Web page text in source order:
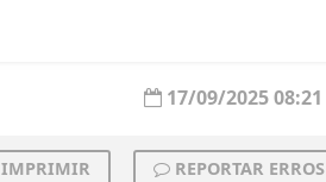
17/09/2025 08:21
IMPRIMIR REPORTAR ERROS